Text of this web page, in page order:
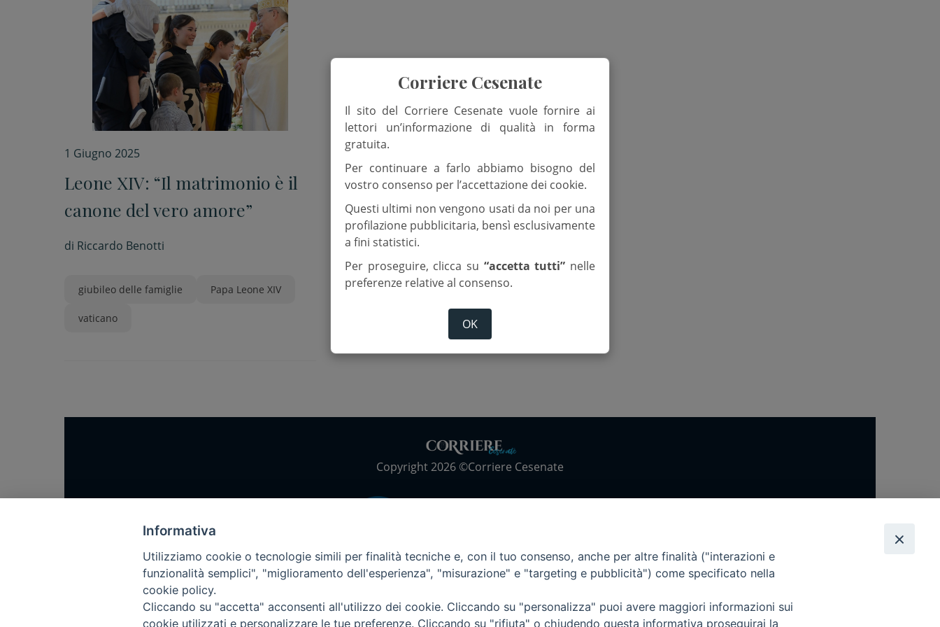
1 Giugno 2025
Leone XIV: “Il matrimonio è il
canone del vero amore”
di Riccardo Benotti
giubileo delle famiglie Papa Leone XIV
vaticano
Copyright 2026 ©Corriere Cesenate
Come abbonarsi
Corriere Cesenate
Il sito del Corriere Cesenate vuole fornire ai
lettori un’informazione di qualità in forma
gratuita.
Per continuare a farlo abbiamo bisogno del
vostro consenso per l’accettazione dei cookie.
Questi ultimi non vengono usati da noi per una
profilazione pubblicitaria, bensì esclusivamente
a fini statistici.
Per proseguire, clicca su “accetta tutti” nelle
preferenze relative al consenso.
OK
Informativa
Utilizziamo cookie o tecnologie simili per finalità tecniche e, con il tuo consenso, anche per altre finalità ("interazioni e
funzionalità semplici", "miglioramento dell'esperienza", "misurazione" e "targeting e pubblicità") come specificato nella
cookie policy.
Cliccando su "accetta" acconsenti all'utilizzo dei cookie. Cliccando su "personalizza" puoi avere maggiori informazioni sui
cookie utilizzati e personalizzare le tue preferenze. Cliccando su "rifiuta" o chiudendo questa informativa proseguirai la